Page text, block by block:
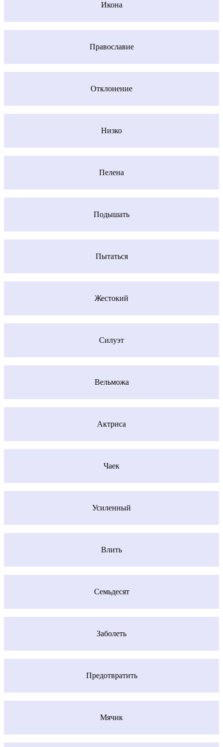
Икона
Православие
Отклонение
Низко
Пелена
Подышать
Пытаться
Жестокий
Силуэт
Вельможа
Актриса
Чаек
Усиленный
Влить
Семьдесят
Заболеть
Предотвратить
Мячик